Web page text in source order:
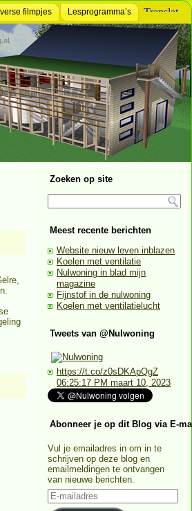
filmpjes Lesprogramma’s
Zoeken op site
Meest recente berichten
Website nieuw leven inblazen
Koelen met ventilatie
Nulwoning in blad mijn
magazine
Fijnstof in de nulwoning
Koelen met ventilatielucht
Tweets van @Nulwoning
https://t.co/z0sDKApQgZ
06:25:17 PM maart 10, 2023
Abonneer je op dit Blog via E-
Vul je emailadres in om in te
schrijven op deze blog en
emailmeldingen te ontvangen
van nieuwe berichten.
E-
mailadres